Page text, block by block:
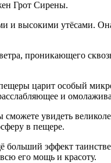
Грот Сирены.
утёсами.
проникающего
царит особый
и
увидеть
в пещере.
больший эффект
его мощь и красоту.